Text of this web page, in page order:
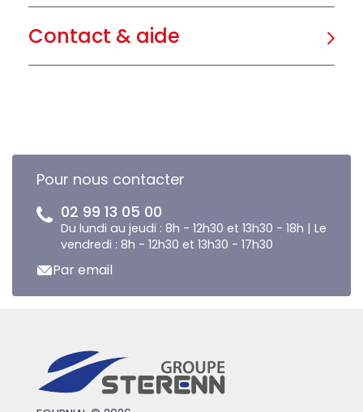
Contact & aide
Pour nous contacter
02 99 13 05 00
Du lundi au jeudi : 8h - 12h30 et 13h30 - 18h | Le
vendredi : 8h - 12h30 et 13h30 - 17h30
Par email